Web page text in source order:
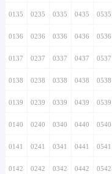
0135 0235 0335 0435 0535
0136 0236 0336 0436 0536
0137 0237 0337 0437 0537
0138 0238 0338 0438 0538
0139 0239 0339 0439 0539
0140 0240 0340 0440 0540
0141 0241 0341 0441 0541
0142 0242 0342 0442 0542